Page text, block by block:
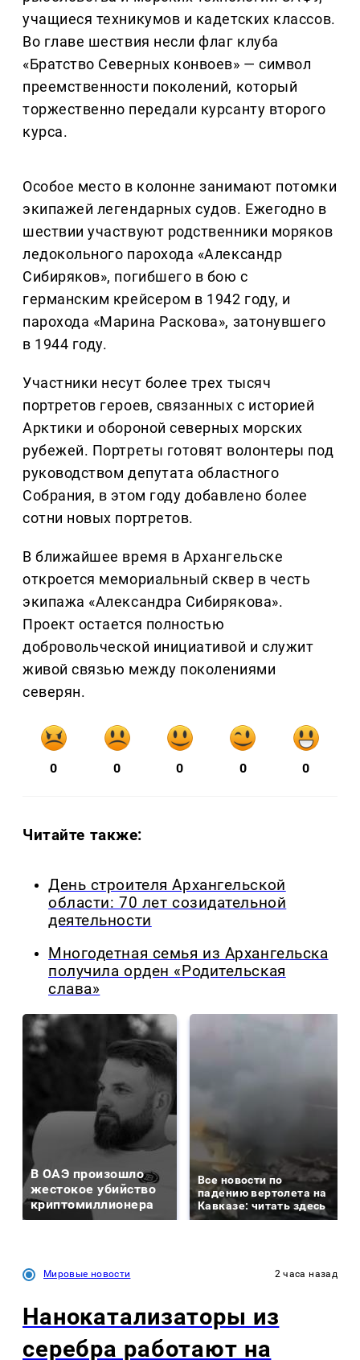
учащиеся техникумов и кадетских классов.
Во главе шествия несли флаг клуба
«Братство Северных конвоев» — символ
преемственности поколений, который
торжественно передали курсанту второго
курса.
Особое место в колонне занимают потомки
экипажей легендарных судов. Ежегодно в
шествии участвуют родственники моряков
ледокольного парохода «Александр
Сибиряков», погибшего в бою с
германским крейсером в 1942 году, и
парохода «Марина Раскова», затонувшего
в 1944 году.
Участники несут более трех тысяч
портретов героев, связанных с историей
Арктики и обороной северных морских
рубежей. Портреты готовят волонтеры под
руководством депутата областного
Собрания, в этом году добавлено более
сотни новых портретов.
В ближайшее время в Архангельске
откроется мемориальный сквер в честь
экипажа «Александра Сибирякова».
Проект остается полностью
добровольческой инициативой и служит
живой связью между поколениями
северян.
0 0 0 0 0
Читайте также:
День строителя Архангельской
области: 70 лет созидательной
деятельности
Многодетная семья из Архангельска
получила орден «Родительская
слава»
В ОАЭ произошло
жестокое убийство
криптомиллионера
Все новости по
падению вертолета на
Кавказе: читать здесь
Мировые новости 2 часа назад
Нанокатализаторы из
серебра работают на